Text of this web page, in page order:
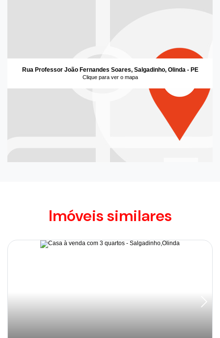
Rua Professor João Fernandes Soares, Salgadinho, Olinda - PE
Clique para ver o mapa
Imóveis similares